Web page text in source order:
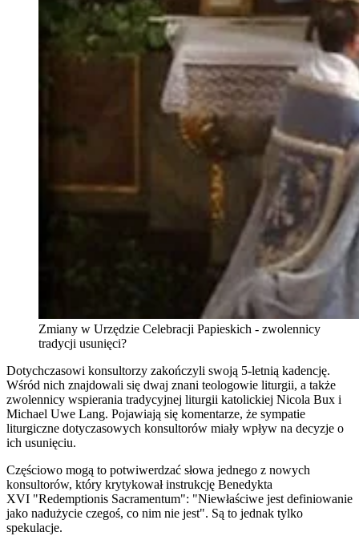
Zmiany w Urzędzie Celebracji Papieskich - zwolennicy
tradycji usunięci?
Dotychczasowi konsultorzy zakończyli swoją 5-letnią kadencję.
Wśród nich znajdowali się dwaj znani teologowie liturgii, a także
zwolennicy wspierania tradycyjnej liturgii katolickiej Nicola Bux i
Michael Uwe Lang. Pojawiają się komentarze, że sympatie
liturgiczne dotyczasowych konsultorów miały wpływ na decyzje o
ich usunięciu.
Częściowo mogą to potwiwerdzać słowa jednego z nowych
konsultorów, który krytykował instrukcję Benedykta
XVI "Redemptionis Sacramentum": "Niewłaściwe jest definiowanie
jako nadużycie czegoś, co nim nie jest". Są to jednak tylko
spekulacje.